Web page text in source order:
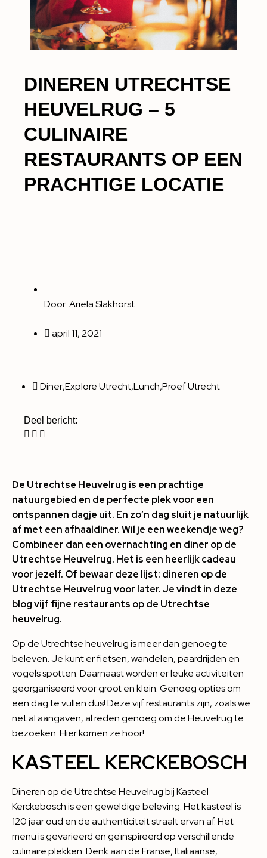
DINEREN UTRECHTSE
HEUVELRUG – 5
CULINAIRE
RESTAURANTS OP EEN
PRACHTIGE LOCATIE
Door:Ariela Slakhorst
april 11, 2021
Diner,Explore Utrecht,Lunch,Proef Utrecht
Deel bericht:
De Utrechtse Heuvelrug is een prachtige
natuurgebied en de perfecte plek voor een
ontspannen dagje uit. En zo’n dag sluit je natuurlijk
af met een afhaaldiner. Wil je een weekendje weg?
Combineer dan een overnachting en diner op de
Utrechtse Heuvelrug. Het is een heerlijk cadeau
voor jezelf. Of bewaar deze lijst: dineren op de
Utrechtse Heuvelrug voor later. Je vindt in deze
blog vijf fijne restaurants op de Utrechtse
heuvelrug.
Op de Utrechtse heuvelrug is meer dan genoeg te
beleven. Je kunt er fietsen, wandelen, paardrijden en
vogels spotten. Daarnaast worden er leuke activiteiten
georganiseerd voor groot en klein. Genoeg opties om
een dag te vullen dus! Deze vijf restaurants zijn, zoals we
net al aangaven, al reden genoeg om de Heuvelrug te
bezoeken. Hier komen ze hoor!
KASTEEL KERCKEBOSCH
Dineren op de Utrechtse Heuvelrug bijKasteel
Kerckeboschis een geweldige beleving. Het kasteel is
120 jaar oud en de authenticiteit straalt ervan af. Het
menu is gevarieerd en geïnspireerd op verschillende
culinaire plekken. Denk aan de Franse, Italiaanse,